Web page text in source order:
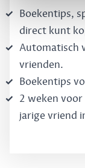
Boekentips,
direct kunt
Automatisch
vrienden.
Boekentips
2 weken
jarige vriend